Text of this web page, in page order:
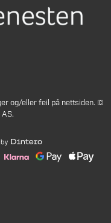
og/eller feil på nettsiden. ©